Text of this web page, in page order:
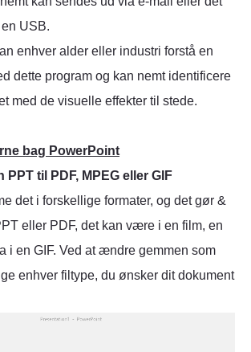
USB.
enhver alder eller industri forstå en
dette program og kan nemt identificere
med de visuelle effekter til stede.
bag PowerPoint
PPT til PDF, MPEG eller GIF
det i forskellige formater, og det gør &
eller PDF, det kan være i en film, en
i en GIF. Ved at ændre gemmen som
enhver filtype, du ønsker dit dokument